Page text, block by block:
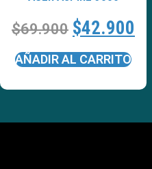
$69.900 $42.900
AÑADIR AL CARRITO